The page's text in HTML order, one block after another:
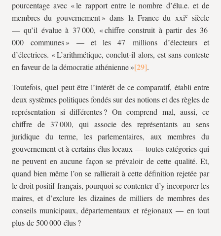
pourcentage avec « le rapport entre le nombre d’élu.e. et de
membres du gouvernement » dans la France du xxiesiècle
— qu’il évalue à 37 000, « chiffre construit à partir des 36
000 communes » — et les 47 millions d’électeurs et
d’électrices. « L’arithmétique, conclut-il alors, est sans conteste
en faveur de la démocratie athénienne »
.
Toutefois, quel peut être l’intérêt de ce comparatif, établi entre
deux systèmes politiques fondés sur des notions et des règles de
représentation si différentes ? On comprend mal, aussi, ce
chiffre de 37 000, qui associe des représentants au sens
juridique du terme, les parlementaires, aux membres du
gouvernement et à certains élus locaux — toutes catégories qui
ne peuvent en aucune façon se prévaloir de cette qualité. Et,
quand bien même l’on se rallierait à cette définition rejetée par
le droit positif français, pourquoi se contenter d’y incorporer les
maires, et d’exclure les dizaines de milliers de membres des
conseils municipaux, départementaux et régionaux — en tout
plus de 500 000 élus ?